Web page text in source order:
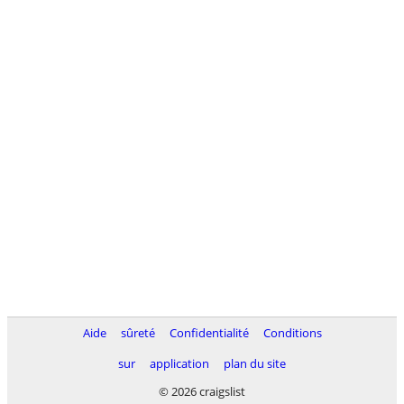
Aide sûreté Confidentialité
Conditions
sur
application
plan du site
© 2026 craigslist